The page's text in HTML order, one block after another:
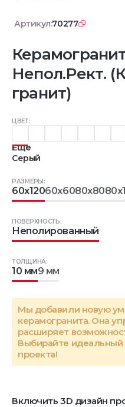
Артикул:70277
Непол.Рект.
гранит)
ЦВЕТ:
Еще
Серый
РАЗМЕРЫ:
60x12060x6080x80
ТОЛЩИНА:
10 мм9 мм
ПОВЕРХНОСТЬ:
Неполированный
Мы добавили новую
керамогранита. Она
расширяет
Выбирайте идеальный
проекта!
Включить 3D дизайн